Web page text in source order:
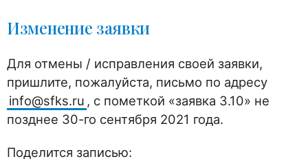
Изменение заявки
Для отмены / исправления своей заявки,
пришлите, пожалуйста, письмо по адресу
info@sfks.ru , с пометкой «заявка 3.10» не
позднее 30-го сентября 2021 года.
Поделится записью: